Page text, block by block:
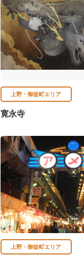
上野・御徒町エリア
寛永寺
上野・御徒町エリア